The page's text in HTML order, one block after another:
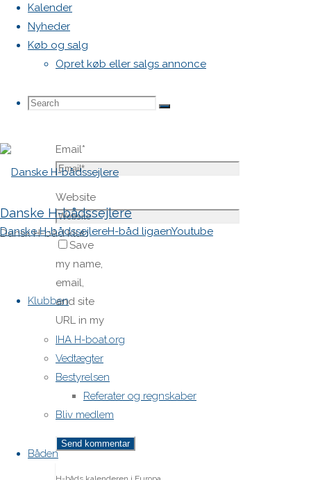
Kalender
Nyheder
Køb og salg
Opret køb eller salgs annonce
Search
Search
Search
Danske H-bådssejlere
Dansk H-båd klub
Danske H-bådssejlereH-båd ligaenYoutube
Klubben
IHA H-boat.org
Vedtægter
Bestyrelsen
Referater og regnskaber
Bliv medlem
Båden
Name*
Email*
Website
Save
my name,
email,
and site
URL in my
browser
for next
time I
post a
comment.